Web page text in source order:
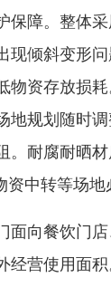
障。整体
倾斜变形
资存放损
规划随时
耐腐耐晒
中转等场地
向餐饮门
营使用面